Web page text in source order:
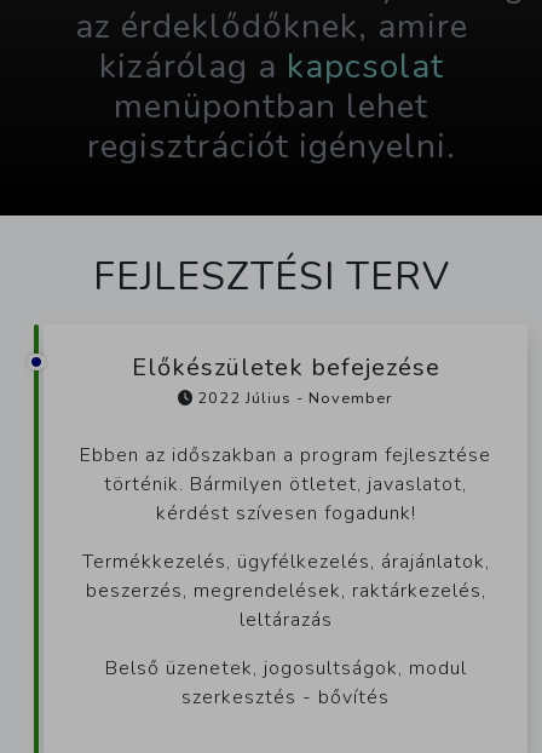
az érdeklődőknek, amire
kizárólag a kapcsolat
menüpontban lehet
regisztrációt igényelni.
FEJLESZTÉSI TERV
Előkészületek befejezése
2022 Július - November
Ebben az időszakban a program fejlesztése
történik. Bármilyen ötletet, javaslatot,
kérdést szívesen fogadunk!
Termékkezelés, ügyfélkezelés, árajánlatok,
beszerzés, megrendelések, raktárkezelés,
leltárazás
Belső üzenetek, jogosultságok, modul
szerkesztés - bővítés